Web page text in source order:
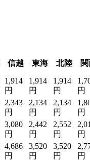
信越 東海 北陸
1,914
円
1,914
円
1,914
円
円
2,343
円
2,134
円
2,134
円
円
3,080
円
2,442
円
2,552
円
円
4,686
円
3,520
円
3,520
円
円